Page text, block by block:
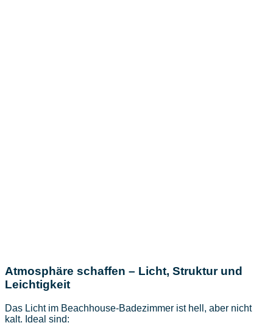
Atmosphäre schaffen – Licht, Struktur und
Leichtigkeit
Das Licht im Beachhouse-Badezimmer ist hell, aber nicht
kalt. Ideal sind: